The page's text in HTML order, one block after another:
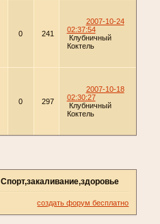
0 241
2007-10-24
02:37:54
Клубничный
Коктель
0 297
2007-10-18
02:30:27
Клубничный
Коктель
Спорт,закаливание,здоровье
создать форум бесплатно